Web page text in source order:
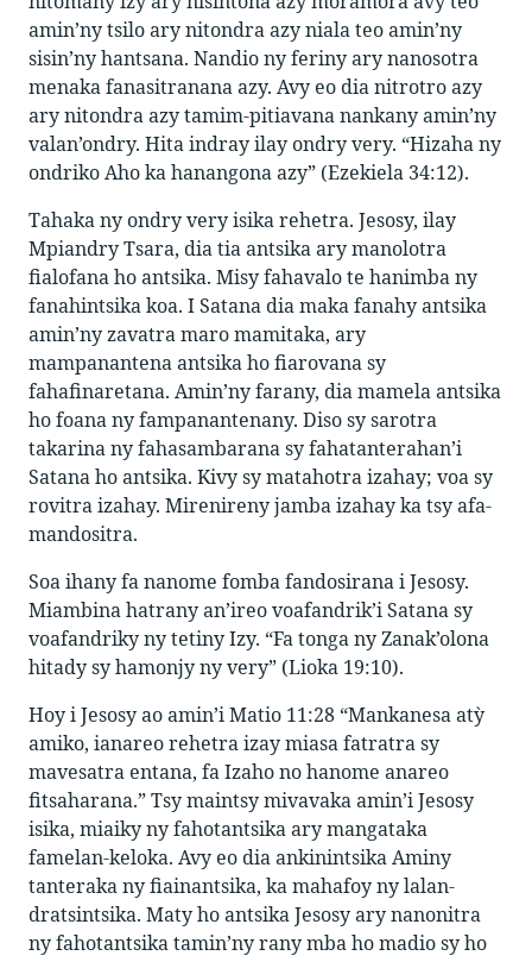
amin’ny tsilo ary nitondra azy niala teo amin’ny
sisin’ny hantsana. Nandio ny feriny ary nanosotra
menaka fanasitranana azy. Avy eo dia nitrotro azy
ary nitondra azy tamim-pitiavana nankany amin’ny
valan’ondry. Hita indray ilay ondry very. “Hizaha ny
ondriko Aho ka hanangona azy” (Ezekiela 34:12).
Tahaka ny ondry very isika rehetra. Jesosy, ilay
Mpiandry Tsara, dia tia antsika ary manolotra
fialofana ho antsika. Misy fahavalo te hanimba ny
fanahintsika koa. I Satana dia maka fanahy antsika
amin’ny zavatra maro mamitaka, ary
mampanantena antsika ho fiarovana sy
fahafinaretana. Amin’ny farany, dia mamela antsika
ho foana ny fampanantenany. Diso sy sarotra
takarina ny fahasambarana sy fahatanterahan’i
Satana ho antsika. Kivy sy matahotra izahay; voa sy
rovitra izahay. Mirenireny jamba izahay ka tsy afa-
mandositra.
Soa ihany fa nanome fomba fandosirana i Jesosy.
Miambina hatrany an’ireo voafandrik’i Satana sy
voafandriky ny tetiny Izy. “Fa tonga ny Zanak’olona
hitady sy hamonjy ny very” (Lioka 19:10).
Hoy i Jesosy ao amin’i Matio 11:28 “Mankanesa atỳ
amiko, ianareo rehetra izay miasa fatratra sy
mavesatra entana, fa Izaho no hanome anareo
fitsaharana.” Tsy maintsy mivavaka amin’i Jesosy
isika, miaiky ny fahotantsika ary mangataka
famelan-keloka. Avy eo dia ankinintsika Aminy
tanteraka ny fiainantsika, ka mahafoy ny lalan-
dratsintsika. Maty ho antsika Jesosy ary nanonitra
ny fahotantsika tamin’ny rany mba ho madio sy ho